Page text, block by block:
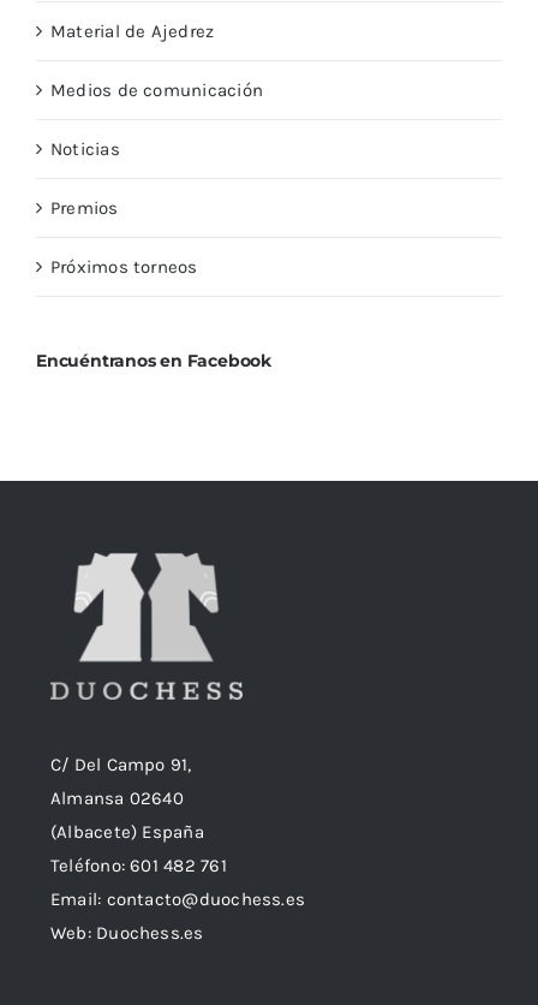
Material de Ajedrez
Medios de comunicación
Noticias
Premios
Próximos torneos
Encuéntranos en Facebook
C/ Del Campo 91,
Almansa 02640
(Albacete) España
Teléfono:601 482 761
Email: contacto@duochess.es
Web: Duochess.es